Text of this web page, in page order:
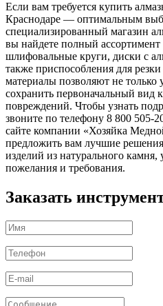
Если вам требуется купить
Краснодаре — оптимальным
специализированный магазин
вы найдете полный
шлифовальные круги, диски с
также приспособления для
материалы позволяют не только
сохранить первоначальный вид
повреждений. Чтобы узнать
звоните по телефону 8 800 505-
сайте компании «Хозяйка
предложить вам лучшие
изделий из натурального
пожелания и требования.
Заказать